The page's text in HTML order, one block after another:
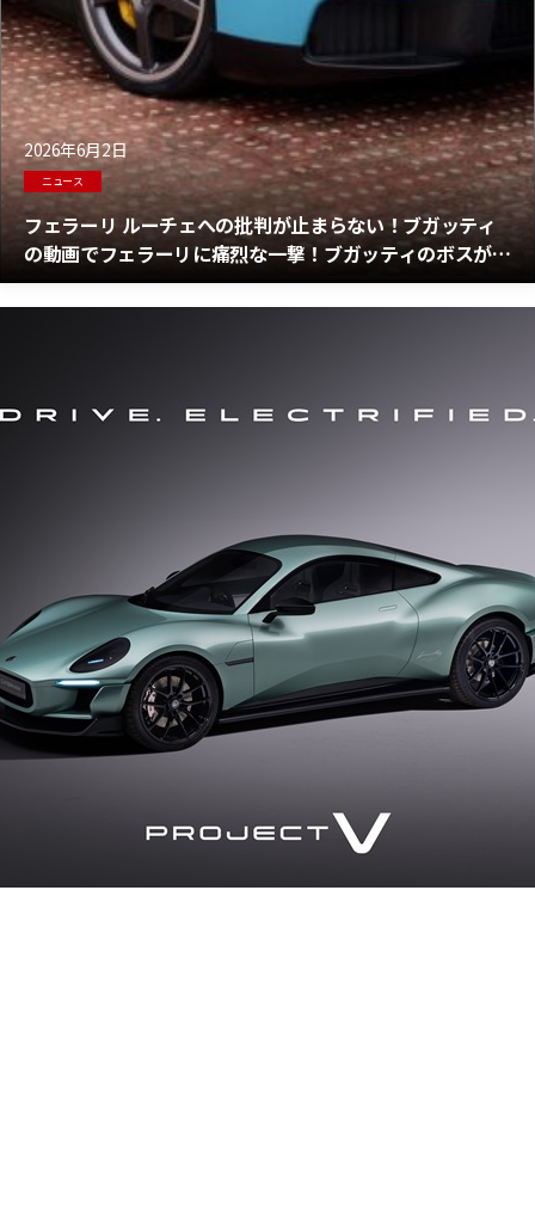
2026年6月2日
ニュース
フェラーリ ルーチェへの批判が止まらない！ブガッティ
の動画でフェラーリに痛烈な一撃！ブガッティのボスが轟
音を響かせるV16エンジンで新型フェラーリ ルーチェに反
論！